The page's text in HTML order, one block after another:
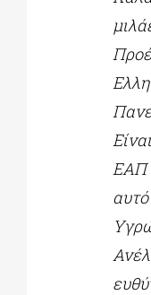
ΕΑΠ